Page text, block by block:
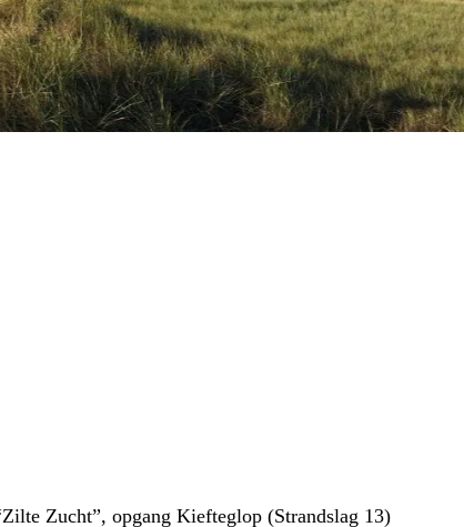
Zucht”, opgang Kiefteglop (Strandslag 13)